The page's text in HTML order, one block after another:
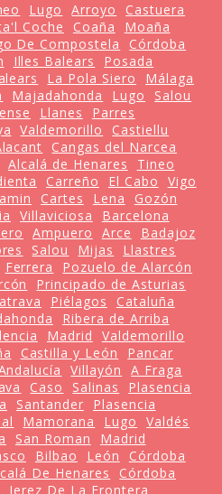
Lugo Arroyo
Castuera
Coche Coaña
Moaña
De Compostela
Córdoba
Illes Balears
Posada
La Pola Siero
Málaga
Majadahonda Lugo
Salou
Llanes
Parres
Valdemorillo
Castiellu
Cangas del Narcea
Alcalá de Henares
Tineo
Carreño El Cabo
Vigo
Cartes Lena
Gozón
Villaviciosa
Barcelona
Ampuero Arce
Badajoz
Salou Mijas
Llastres
Ferrera
Pozuelo de Alarcón
Principado de Asturias
Piélagos
Cataluña
Ribera de Arriba
Madrid
Valdemorillo
Castilla y León
Pancar
Villayón
A Fraga
Caso Salinas
Plasencia
Santander
Plasencia
Mamorana Lugo
Valdés
San Roman
Madrid
Bilbao León
Córdoba
De Henares
Córdoba
Jerez De La Frontera